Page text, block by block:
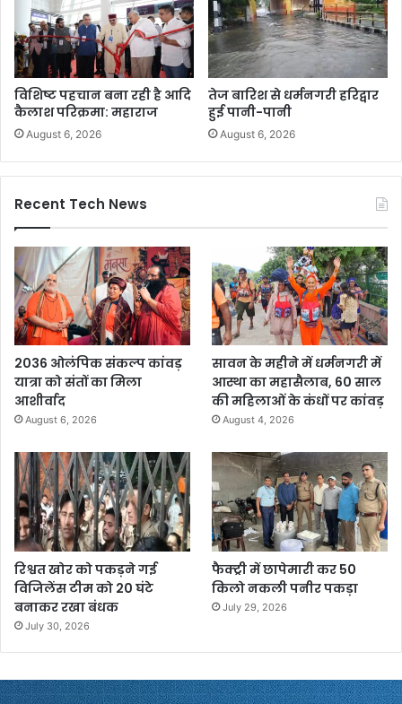
विशिष्ट पहचान बना रही है आदि
कैलाश परिक्रमा: महाराज
August 6, 2026
तेज बारिश से धर्मनगरी हरिद्वार
हुई पानी-पानी
August 6, 2026
Recent Tech News
2036 ओलंपिक संकल्प कांवड़
यात्रा को संतों का मिला
आशीर्वाद
August 6, 2026
सावन के महीने में धर्मनगरी में
आस्था का महासैलाब, 60 साल
की महिलाओं के कंधों पर कांवड़
August 4, 2026
रिश्वत खोर को पकड़ने गई
विजिलेंस टीम को 20 घंटे
बनाकर रखा बंधक
July 30, 2026
फैक्ट्री में छापेमारी कर 50
किलो नकली पनीर पकड़ा
July 29, 2026